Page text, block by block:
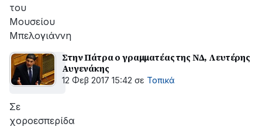
του
Μουσείου
Μπελογιάννη
Στην Πάτρα ο γραμματέας της ΝΔ, Λευτέρης
Αυγενάκης
12 Φεβ 2017 15:42 σε Τοπικά
Σε
χοροεσπερίδα